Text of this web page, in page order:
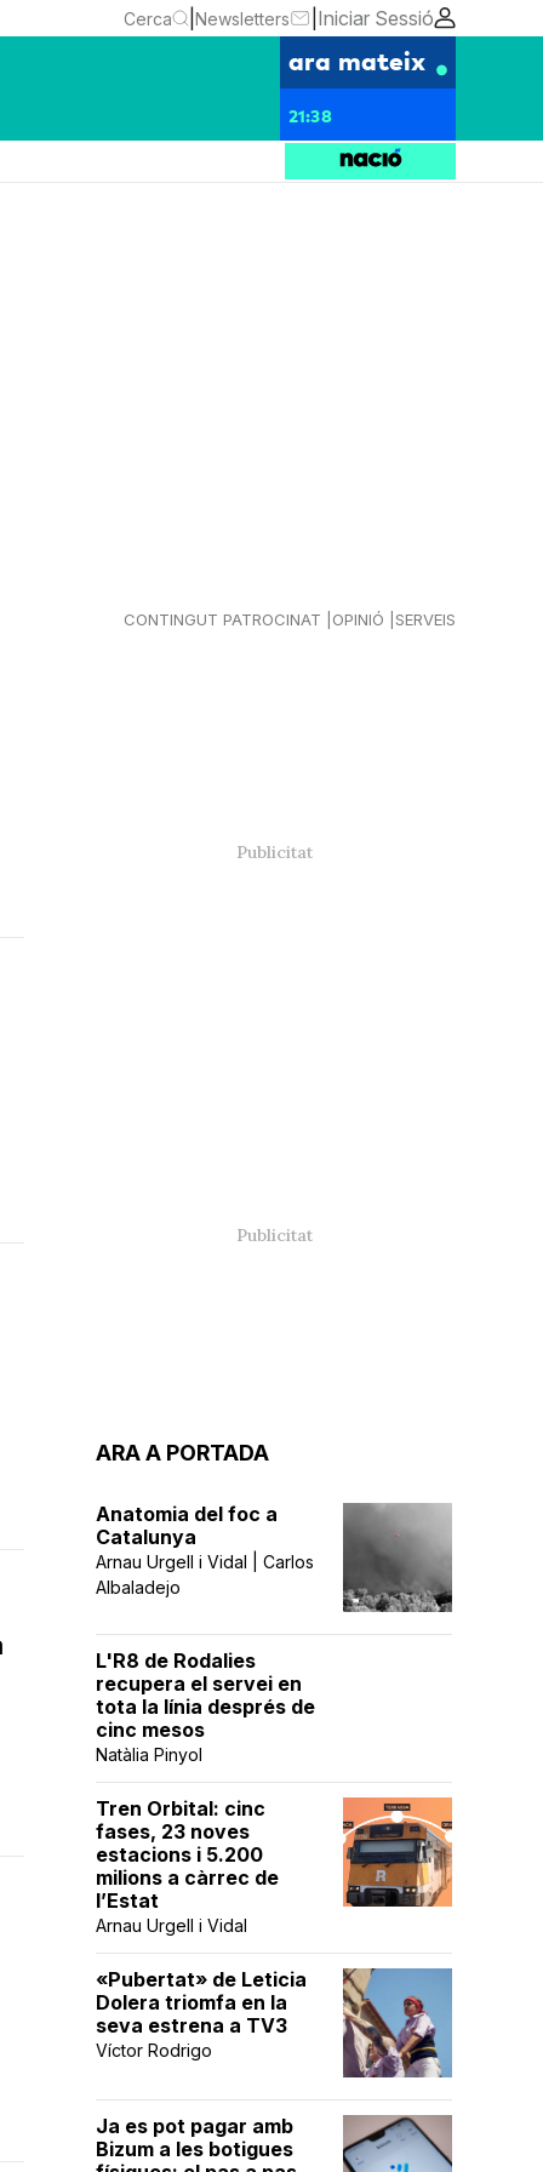
Cerca Newsletters Iniciar Sessió
ara mateix
21:38
CONTINGUT PATROCINAT OPINIÓ SERVEIS
ARA A PORTADA
Anatomia del foc a
Catalunya
Arnau Urgell i Vidal | Carlos
Albaladejo
L'R8 de Rodalies
recupera el servei en
tota la línia després de
cinc mesos
Natàlia Pinyol
Tren Orbital: cinc
fases, 23 noves
estacions i 5.200
milions a càrrec de
l’Estat
Arnau Urgell i Vidal
«Pubertat» de Leticia
Dolera triomfa en la
seva estrena a TV3
Víctor Rodrigo
Ja es pot pagar amb
Bizum a les botigues